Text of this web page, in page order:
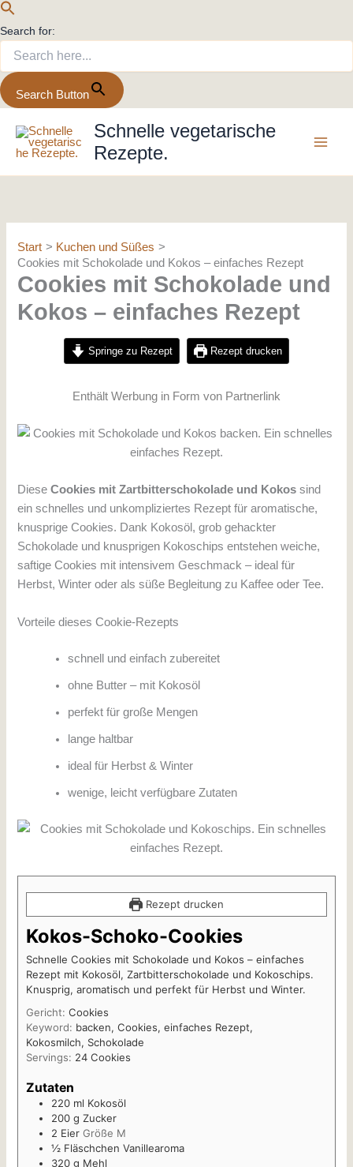
Search for:
Search Button
Inhalt
springen
Schnelle vegetarische
Rezepte.
Start
Kuchen und Süßes
Cookies mit Schokolade und Kokos – einfaches Rezept
Cookies mit Schokolade und
Kokos – einfaches Rezept
Springe zu Rezept Rezept drucken
Enthält Werbung in Form von Partnerlink
DieseCookies mit Zartbitterschokolade und Kokos sind
ein schnelles und unkompliziertes Rezept für aromatische,
knusprige Cookies. Dank Kokosöl, grob gehackter
Schokolade und knusprigen Kokoschips entstehen weiche,
saftige Cookies mit intensivem Geschmack – ideal für
Herbst, Winter oder als süße Begleitung zu Kaffee oder Tee.
Vorteile dieses Cookie-Rezepts
schnell und einfach zubereitet
ohne Butter – mit Kokosöl
perfekt für große Mengen
lange haltbar
ideal für Herbst & Winter
wenige, leicht verfügbare Zutaten
Rezept drucken
Kokos-Schoko-Cookies
Schnelle Cookies mit Schokolade und Kokos – einfaches
Rezept mit Kokosöl, Zartbitterschokolade und Kokoschips.
Knusprig, aromatisch und perfekt für Herbst und Winter.
Gericht:Cookies
Keyword: backen, Cookies, einfaches Rezept,
Kokosmilch, Schokolade
Servings: 24 Cookies
Zutaten
220 ml Kokosöl
200 g Zucker
2 Eier Größe M
½ Fläschchen Vanillearoma
320 g Mehl